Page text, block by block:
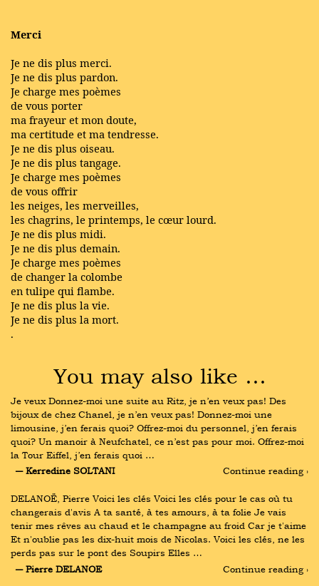
Merci
Je ne dis plus merci.
Je ne dis plus pardon.
Je charge mes poèmes
de vous porter
ma frayeur et mon doute,
ma certitude et ma tendresse.
Je ne dis plus oiseau.
Je ne dis plus tangage.
Je charge mes poèmes
de vous offrir
les neiges, les merveilles,
les chagrins, le printemps, le cœur lourd.
Je ne dis plus midi.
Je ne dis plus demain.
Je charge mes poèmes
de changer la colombe
en tulipe qui flambe.
Je ne dis plus la vie.
Je ne dis plus la mort.
.
You may also like …
Je veux Donnez-moi une suite au Ritz, je n’en veux pas! Des
bijoux de chez Chanel, je n’en veux pas! Donnez-moi une
limousine, j’en ferais quoi? Offrez-moi du personnel, j’en ferais
quoi? Un manoir à Neufchatel, ce n’est pas pour moi. Offrez-moi
la Tour Eiffel, j’en ferais quoi …
― Kerredine SOLTANI
Continue reading ›
DELANOË, Pierre Voici les clés Voici les clés pour le cas où tu
changerais d'avis A ta santé, à tes amours, à ta folie Je vais
tenir mes rêves au chaud et le champagne au froid Car je t'aime
Et n'oublie pas les dix-huit mois de Nicolas. Voici les clés, ne les
perds pas sur le pont des Soupirs Elles …
― Pierre DELANOE
Continue reading ›